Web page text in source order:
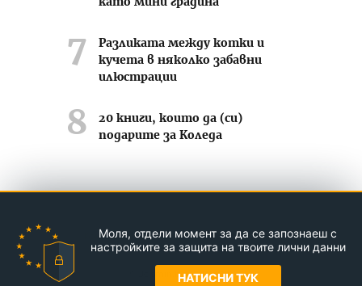
като мини градина
Разликата между котки и
кучета в няколко забавни
илюстрации
20 книги, които да (си)
подарите за Коледа
Контакти За нас Реклама
© Jasmin.bg 2011-2026
Моля, отдели момент за да се запознаеш с
настройките за защита на твоите лични данни
НАТИСНИ ТУК